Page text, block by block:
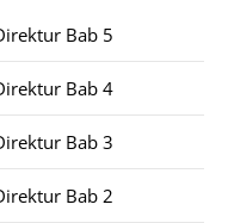
Bab 5
Bab 4
Bab 3
Bab 2